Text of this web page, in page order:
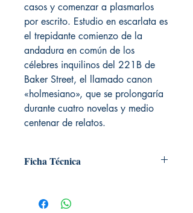
casos y comenzar a plasmarlos
por escrito. Estudio en escarlata es
el trepidante comienzo de la
andadura en común de los
célebres inquilinos del 221B de
Baker Street, el llamado canon
«holmesiano», que se prolongaría
durante cuatro novelas y medio
centenar de relatos.
Ficha Técnica
Editorial: Alma
Idioma: Castellano